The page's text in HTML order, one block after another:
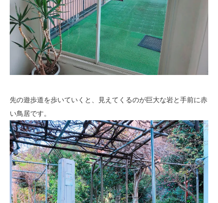
先の遊歩道を歩いていくと、見えてくるのが巨大な岩と手前に赤
い鳥居です。